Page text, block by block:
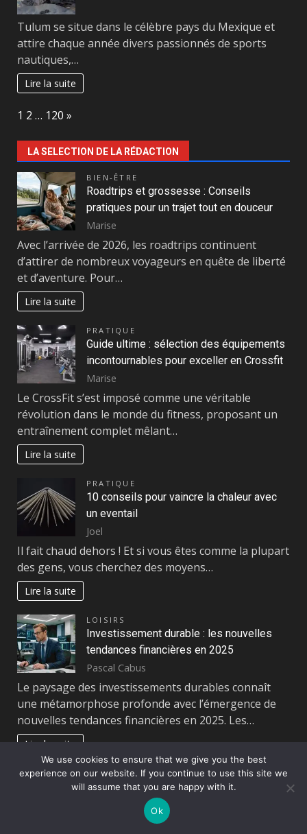
Tulum se situe dans le célèbre pays du Mexique et
attire chaque année divers passionnés de sports
nautiques,…
Lire la suite
Page:
1 2 … 120 Next
»
LA SELECTION DE LA RÉDACTION
BIEN-ÊTRE
Roadtrips et grossesse : Conseils
pratiques pour un trajet tout en douceur
Marise
Avec l’arrivée de 2026, les roadtrips continuent
d’attirer de nombreux voyageurs en quête de liberté
et d’aventure. Pour…
Lire la suite
PRATIQUE
Guide ultime : sélection des équipements
incontournables pour exceller en Crossfit
Marise
Le CrossFit s’est imposé comme une véritable
révolution dans le monde du fitness, proposant un
entraînement complet mêlant…
Lire la suite
PRATIQUE
10 conseils pour vaincre la chaleur avec
un eventail
Joel
Il fait chaud dehors ! Et si vous êtes comme la plupart
des gens, vous cherchez des moyens…
Lire la suite
LOISIRS
Investissement durable : les nouvelles
tendances financières en 2025
Pascal Cabus
Le paysage des investissements durables connaît
une métamorphose profonde avec l’émergence de
nouvelles tendances financières en 2025. Les…
Lire la suite
Page:
12… 120Next
»
Bien-être
We use cookies to ensure that we give you the best
experience on our website. If you continue to use this site we
will assume that you are happy with it.
Ok